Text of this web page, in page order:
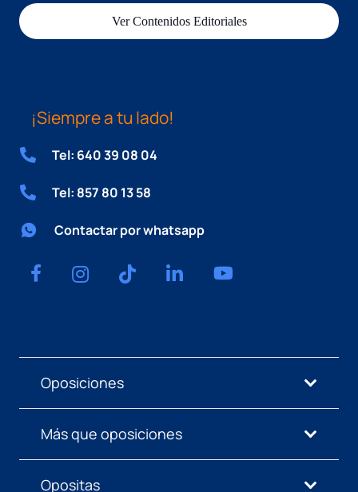
Ver Contenidos Editoriales
¡Siempre a tu lado!
Tel: 640 39 08 04
Tel: 857 80 13 58
Contactar por whatsapp
Oposiciones
Más que oposiciones
Opositas